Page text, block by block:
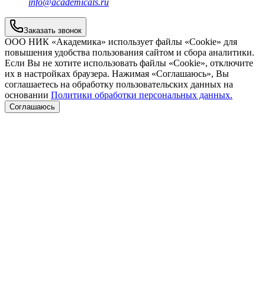
info@academicals.ru
Заказать звонок
ООО НИК «Академика» использует файлы «Cookie» для
повышения удобства пользования сайтом и сбора аналитики.
Если Вы не хотите использовать файлы «Cookie», отключите
их в настройках браузера. Нажимая «Соглашаюсь», Вы
соглашаетесь на обработку пользовательских данных на
основании Политики обработки персональных данных.
Соглашаюсь